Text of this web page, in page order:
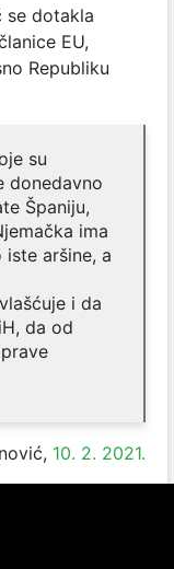
se dotakla
EU,
Republiku
su
donedavno
Španiju,
ima
iste aršine, a
i da
da od
10. 2. 2021.